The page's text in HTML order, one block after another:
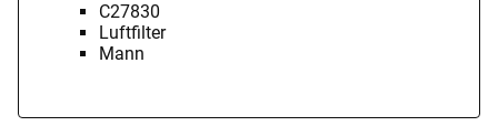
C27830
Luftfilter
Mann